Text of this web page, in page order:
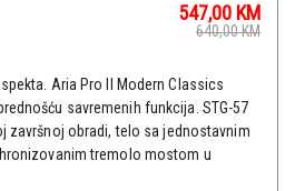
547,00 KM
640,00KM
Aria Pro II Modern Classics
savremenih funkcija. STG-57
završnoj obradi, telo sa jednostavnim
tremolo mostom u